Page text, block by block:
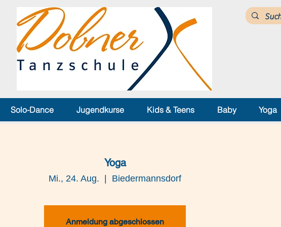
Solo-Dance Jugendkurse Kids & Teens Baby Yoga
Yoga
Mi., 24. Aug. Biedermannsdorf
Anmeldung abgeschlossen